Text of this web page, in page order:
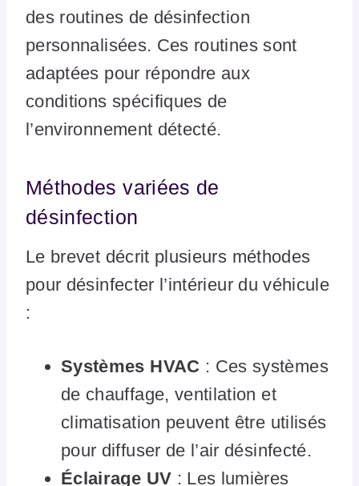
des routines de désinfection
personnalisées. Ces routines sont
adaptées pour répondre aux
conditions spécifiques de
l’environnement détecté.
Méthodes variées de
désinfection
Le brevet décrit plusieurs méthodes
pour désinfecter l’intérieur du véhicule
:
Systèmes HVAC : Ces systèmes
de chauffage, ventilation et
climatisation peuvent être utilisés
pour diffuser de l’air désinfecté.
Éclairage UV : Les lumières